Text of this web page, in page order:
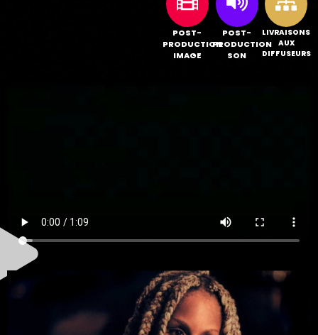
POST-
PRODUCTION
IMAGE
POST-
PRODUCTION
SON
LIVRAISONS
AUX
DIFFUSEURS